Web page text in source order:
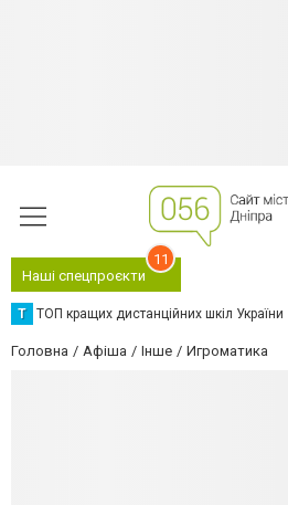
Наші спецпроєкти
11
Т ТОП кращих дистанційних шкіл України
Головна Афіша Інше Игроматика